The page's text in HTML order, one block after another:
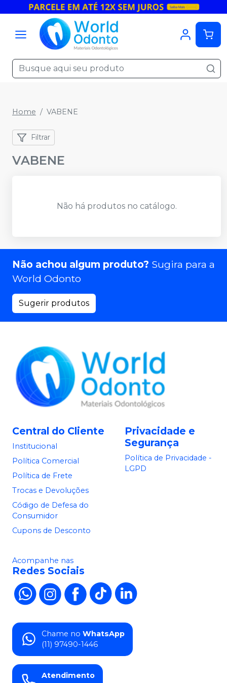
Home VABENE
Filtrar
VABENE
Não há produtos no catálogo.
Não achou algum produto? Sugira para a
World Odonto
Sugerir produtos
Central do Cliente
Institucional
Política Comercial
Política de Frete
Trocas e Devoluções
Código de Defesa do
Consumidor
Cupons de Desconto
Privacidade e
Segurança
Política de Privacidade -
LGPD
Acompanhe nas
Redes Sociais
Chame no WhatsApp
(11) 97490-1446
Atendimento